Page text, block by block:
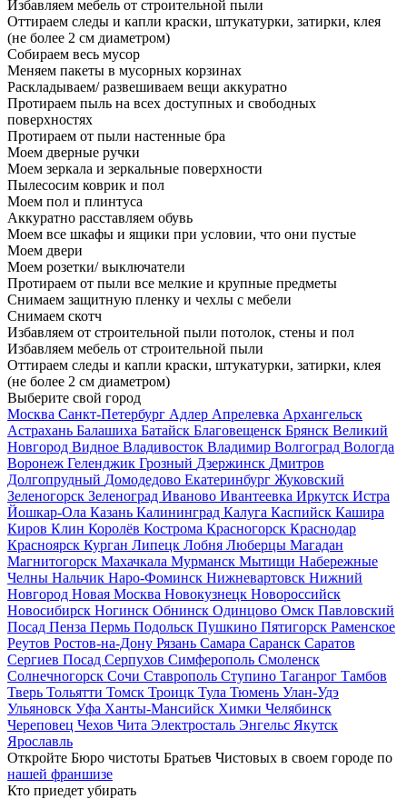
Избавляем мебель от строительной пыли
Оттираем следы и капли краски, штукатурки, затирки, клея
(не более 2 см диаметром)
Собираем весь мусор
Меняем пакеты в мусорных корзинах
Раскладываем/ развешиваем вещи аккуратно
Протираем пыль на всех доступных и свободных
поверхностях
Протираем от пыли настенные бра
Моем дверные ручки
Моем зеркала и зеркальные поверхности
Пылесосим коврик и пол
Моем пол и плинтуса
Аккуратно расставляем обувь
Моем все шкафы и ящики при условии, что они пустые
Моем двери
Моем розетки/ выключатели
Протираем от пыли все мелкие и крупные предметы
Снимаем защитную пленку и чехлы с мебели
Снимаем скотч
Избавляем от строительной пыли потолок, стены и пол
Избавляем мебель от строительной пыли
Оттираем следы и капли краски, штукатурки, затирки, клея
(не более 2 см диаметром)
Выберите свой город
Москва Санкт-Петербург Адлер Апрелевка Архангельск
Астрахань Балашиха Батайск Благовещенск Брянск Великий
Новгород Видное Владивосток Владимир Волгоград Вологда
Воронеж Геленджик Грозный Дзержинск Дмитров
Долгопрудный Домодедово Екатеринбург Жуковский
Зеленогорск Зеленоград Иваново Ивантеевка Иркутск Истра
Йошкар-Ола Казань Калининград Калуга Каспийск Кашира
Киров Клин Королёв Кострома Красногорск Краснодар
Красноярск Курган Липецк Лобня Люберцы Магадан
Магнитогорск Махачкала Мурманск Мытищи Набережные
Челны Нальчик Наро-Фоминск Нижневартовск Нижний
Новгород Новая Москва Новокузнецк Новороссийск
Новосибирск Ногинск Обнинск Одинцово Омск Павловский
Посад Пенза Пермь Подольск Пушкино Пятигорск Раменское
Реутов Ростов-на-Дону Рязань Самара Саранск Саратов
Сергиев Посад Серпухов Симферополь Смоленск
Солнечногорск Сочи Ставрополь Ступино Таганрог Тамбов
Тверь Тольятти Томск Троицк Тула Тюмень Улан-Удэ
Ульяновск Уфа Ханты-Мансийск Химки Челябинск
Череповец Чехов Чита Электросталь Энгельс Якутск
Ярославль
Откройте Бюро чистоты Братьев Чистовых в своем городе по
нашей франшизе
Кто приедет убирать